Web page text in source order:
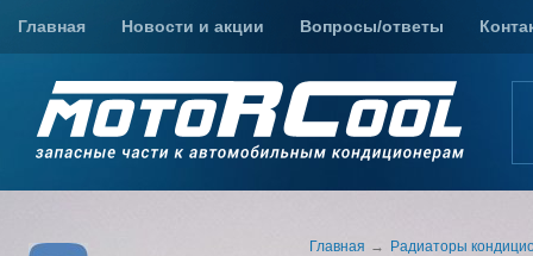
Главная Новости и акции Вопросы/ответы
Главная Радиаторы